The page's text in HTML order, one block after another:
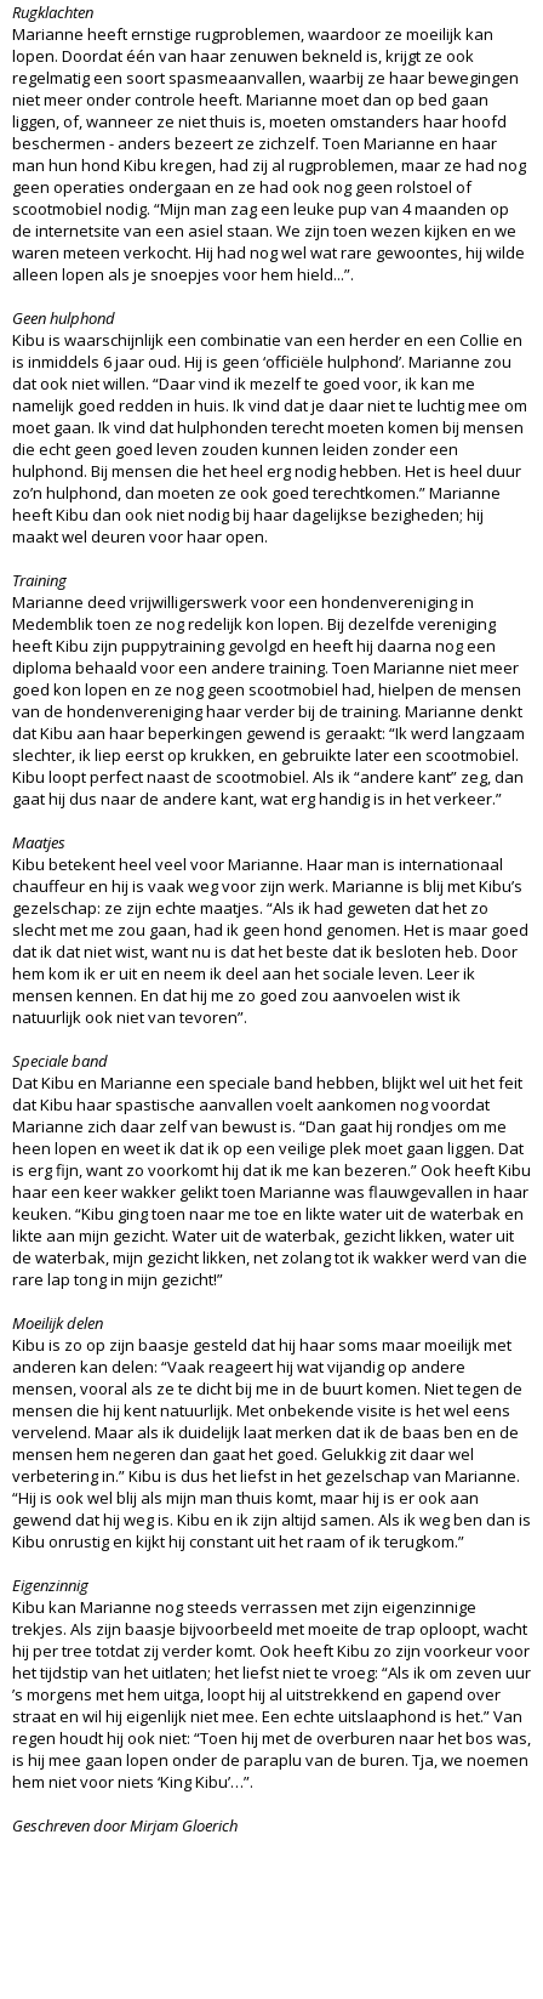
Rugklachten
Marianne heeft ernstige rugproblemen, waardoor ze moeilijk kan
lopen. Doordat één van haar zenuwen bekneld is, krijgt ze ook
regelmatig een soort spasmeaanvallen, waarbij ze haar bewegingen
niet meer onder controle heeft. Marianne moet dan op bed gaan
liggen, of, wanneer ze niet thuis is, moeten omstanders haar hoofd
beschermen - anders bezeert ze zichzelf. Toen Marianne en haar
man hun hond Kibu kregen, had zij al rugproblemen, maar ze had nog
geen operaties ondergaan en ze had ook nog geen rolstoel of
scootmobiel nodig. “Mijn man zag een leuke pup van 4 maanden op
de internetsite van een asiel staan. We zijn toen wezen kijken en we
waren meteen verkocht. Hij had nog wel wat rare gewoontes, hij wilde
alleen lopen als je snoepjes voor hem hield...”.
Geen hulphond
Kibu is waarschijnlijk een combinatie van een herder en een Collie en
is inmiddels 6 jaar oud. Hij is geen ‘officiële hulphond’. Marianne zou
dat ook niet willen. “Daar vind ik mezelf te goed voor, ik kan me
namelijk goed redden in huis. Ik vind dat je daar niet te luchtig mee om
moet gaan. Ik vind dat hulphonden terecht moeten komen bij mensen
die echt geen goed leven zouden kunnen leiden zonder een
hulphond. Bij mensen die het heel erg nodig hebben. Het is heel duur
zo’n hulphond, dan moeten ze ook goed terechtkomen.” Marianne
heeft Kibu dan ook niet nodig bij haar dagelijkse bezigheden; hij
maakt wel deuren voor haar open.
Training
Marianne deed vrijwilligerswerk voor een hondenvereniging in
Medemblik toen ze nog redelijk kon lopen. Bij dezelfde vereniging
heeft Kibu zijn puppytraining gevolgd en heeft hij daarna nog een
diploma behaald voor een andere training. Toen Marianne niet meer
goed kon lopen en ze nog geen scootmobiel had, hielpen de mensen
van de hondenvereniging haar verder bij de training. Marianne denkt
dat Kibu aan haar beperkingen gewend is geraakt: “Ik werd langzaam
slechter, ik liep eerst op krukken, en gebruikte later een scootmobiel.
Kibu loopt perfect naast de scootmobiel. Als ik “andere kant” zeg, dan
gaat hij dus naar de andere kant, wat erg handig is in het verkeer.”
Maatjes
Kibu betekent heel veel voor Marianne. Haar man is internationaal
chauffeur en hij is vaak weg voor zijn werk. Marianne is blij met Kibu’s
gezelschap: ze zijn echte maatjes. “Als ik had geweten dat het zo
slecht met me zou gaan, had ik geen hond genomen. Het is maar goed
dat ik dat niet wist, want nu is dat het beste dat ik besloten heb. Door
hem kom ik er uit en neem ik deel aan het sociale leven. Leer ik
mensen kennen. En dat hij me zo goed zou aanvoelen wist ik
natuurlijk ook niet van tevoren”.
Speciale band
Dat Kibu en Marianne een speciale band hebben, blijkt wel uit het feit
dat Kibu haar spastische aanvallen voelt aankomen nog voordat
Marianne zich daar zelf van bewust is. “Dan gaat hij rondjes om me
heen lopen en weet ik dat ik op een veilige plek moet gaan liggen. Dat
is erg fijn, want zo voorkomt hij dat ik me kan bezeren.” Ook heeft Kibu
haar een keer wakker gelikt toen Marianne was flauwgevallen in haar
keuken. “Kibu ging toen naar me toe en likte water uit de waterbak en
likte aan mijn gezicht. Water uit de waterbak, gezicht likken, water uit
de waterbak, mijn gezicht likken, net zolang tot ik wakker werd van die
rare lap tong in mijn gezicht!”
Moeilijk delen
Kibu is zo op zijn baasje gesteld dat hij haar soms maar moeilijk met
anderen kan delen: “Vaak reageert hij wat vijandig op andere
mensen, vooral als ze te dicht bij me in de buurt komen. Niet tegen de
mensen die hij kent natuurlijk. Met onbekende visite is het wel eens
vervelend. Maar als ik duidelijk laat merken dat ik de baas ben en de
mensen hem negeren dan gaat het goed. Gelukkig zit daar wel
verbetering in.” Kibu is dus het liefst in het gezelschap van Marianne.
“Hij is ook wel blij als mijn man thuis komt, maar hij is er ook aan
gewend dat hij weg is. Kibu en ik zijn altijd samen. Als ik weg ben dan is
Kibu onrustig en kijkt hij constant uit het raam of ik terugkom.”
Eigenzinnig
Kibu kan Marianne nog steeds verrassen met zijn eigenzinnige
trekjes. Als zijn baasje bijvoorbeeld met moeite de trap oploopt, wacht
hij per tree totdat zij verder komt. Ook heeft Kibu zo zijn voorkeur voor
het tijdstip van het uitlaten; het liefst niet te vroeg: “Als ik om zeven uur
’s morgens met hem uitga, loopt hij al uitstrekkend en gapend over
straat en wil hij eigenlijk niet mee. Een echte uitslaaphond is het.” Van
regen houdt hij ook niet: “Toen hij met de overburen naar het bos was,
is hij mee gaan lopen onder de paraplu van de buren. Tja, we noemen
hem niet voor niets ‘King Kibu’…”.
Geschreven door Mirjam Gloerich